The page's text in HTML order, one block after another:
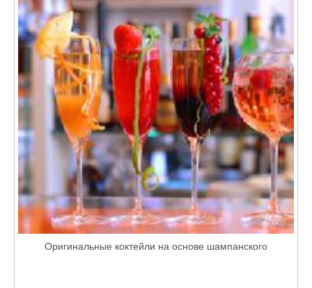
Оригинальные коктейли на основе шампанского